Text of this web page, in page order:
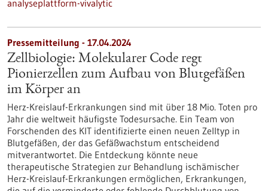
analyseplattform-vivalytic
Pressemitteilung - 17.04.2024
Zellbiologie: Molekularer Code regt
Pionierzellen zum Aufbau von Blutgefäßen
im Körper an
Herz-Kreislauf-Erkrankungen sind mit über 18 Mio. Toten pro
Jahr die weltweit häufigste Todesursache. Ein Team von
Forschenden des KIT identifizierte einen neuen Zelltyp in
Blutgefäßen, der das Gefäßwachstum entscheidend
mitverantwortet. Die Entdeckung könnte neue
therapeutische Strategien zur Behandlung ischämischer
Herz-Kreislauf-Erkrankungen ermöglichen, Erkrankungen,